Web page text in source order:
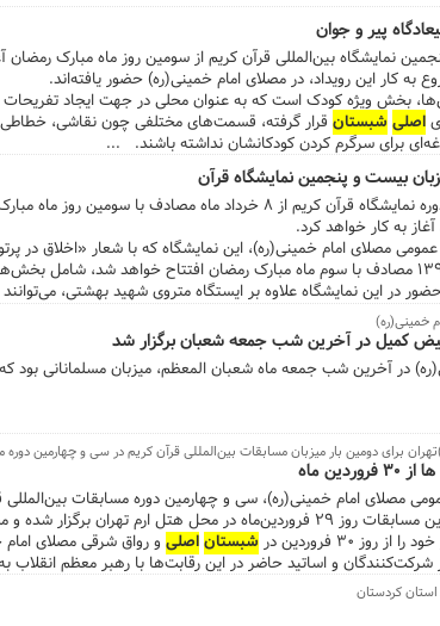
پیر و جوان
نمایشگاه بین‌المللی قرآن کریم از سومین روز ماه مبارک
کار این رویداد، در مصلای امام خمینی(ره) حضور یافته‌اند.
بخش ویژه کودک است که به عنوان محلی در جهت ایجاد
اصلی شبستان قرار گرفته، قسمت‌های مختلفی چون نقاشی، خطاطی
برای سرگرم کردن کودکانشان نداشته باشند. ...
بیست و پنجمین نمایشگاه قرآن
بیست و پنجمین دوره نمایشگاه قرآن کریم از ۸ خرداد ماه
به کار خواهد کرد.
مصلای امام خمینی(ره)، این نمایشگاه که با شعار «اخلاق در
روز ۸ خرداد ماه ۱۳۹۶ مصادف با سوم ماه مبارک رمضان افتتاح خواهد
در این نمایشگاه علاوه بر ایستگاه متروی شهید بهشتی،
استفاده نمایند. ...
خمینی(ره)
کمیل در آخرین شب جمعه شعبان برگزار شد
در آخرین شب جمعه ماه شعبان المعظم، میزبان مسلمانانی بود که
برای دومین بار میزبان مسابقات بین‌المللی قرآن کریم در سی و چهارمین
ماه
و مسابقات از ساعت ۱۶ روز ۳۰ فروردین‌ماه رسمیت خواهد یافت.
روز ۳۰ فروردین در
شبستاناصلی
شرکت‌کنندگان و اساتید حاضر در این رقابت‌ها با رهبر معظم انقلاب
کردستان